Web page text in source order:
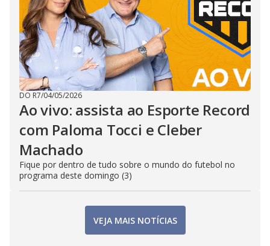
DO R7/04/05/2026
Ao vivo: assista ao Esporte Record
com Paloma Tocci e Cleber
Machado
Fique por dentro de tudo sobre o mundo do futebol no
programa deste domingo (3)
VEJA MAIS NOTÍCIAS